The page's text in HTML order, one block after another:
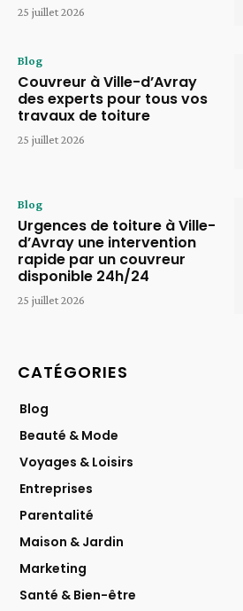
25 juillet 2026
Blog
Couvreur à Ville-d’Avray
des experts pour tous vos
travaux de toiture
25 juillet 2026
Blog
Urgences de toiture à Ville-
d’Avray une intervention
rapide par un couvreur
disponible 24h/24
25 juillet 2026
CATÉGORIES
Blog
Beauté & Mode
Voyages & Loisirs
Entreprises
Parentalité
Maison & Jardin
Marketing
Santé & Bien-être